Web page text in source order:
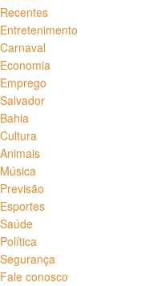
Recentes
Entretenimento
Carnaval
Economia
Emprego
Salvador
Bahia
Cultura
Animais
Música
Previsão
Esportes
Saúde
Política
Segurança
Fale conosco